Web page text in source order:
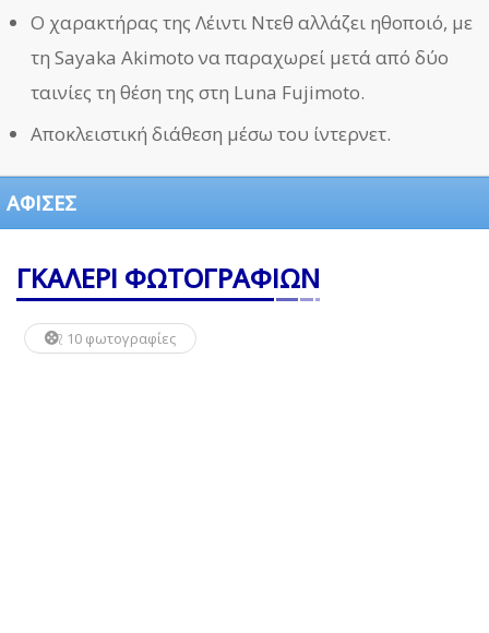
Ο χαρακτήρας της Λέιντι Ντεθ αλλάζει ηθοποιό, με
τη Sayaka Akimoto να παραχωρεί μετά από δύο
ταινίες τη θέση της στη Luna Fujimoto.
Αποκλειστική διάθεση μέσω του ίντερνετ.
ΑΦΙΣΕΣ
ΓΚΑΛΕΡΙ ΦΩΤΟΓΡΑΦΙΩΝ
10 φωτογραφίες